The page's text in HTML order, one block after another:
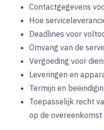
Contactgegevens
Hoe
Deadlines voor
Omvang van de
Vergoeding voor
Leveringen en
Termijn en
Toepasselijk recht
op de overeenkomst